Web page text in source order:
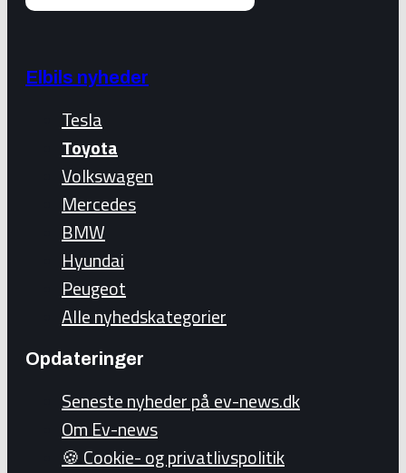
Elbils nyheder
Tesla
Toyota
Volkswagen
Mercedes
BMW
Hyundai
Peugeot
Alle nyhedskategorier
Opdateringer
Seneste nyheder på ev-news.dk
Om Ev-news
🍪 Cookie- og privatlivspolitik